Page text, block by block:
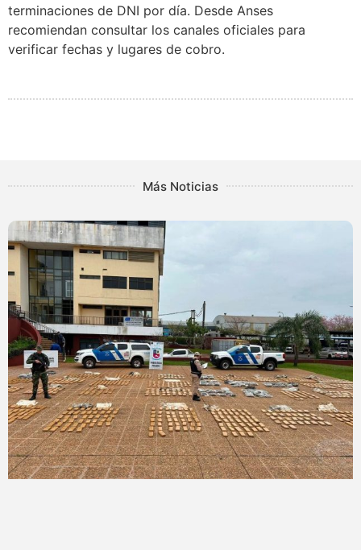
terminaciones de DNI por día. Desde Anses
recomiendan consultar los canales oficiales para
verificar fechas y lugares de cobro.
Más Noticias